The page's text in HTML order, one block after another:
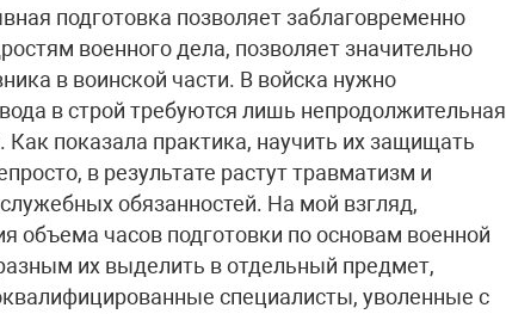
подготовка позволяет заблаговременно
военного дела, позволяет значительно
в воинской части. В войска нужно
в строй требуются лишь непродолжительная
показала практика, научить их защищать
в результате растут травматизм и
обязанностей. На мой взгляд,
объема часов подготовки по основам военной
их выделить в отдельный предмет,
специалисты, уволенные с